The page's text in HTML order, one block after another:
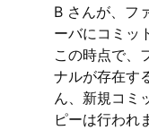
B さんが、フ
ーバにコミッ
この時点で、
ナルが存在す
ん、新規コミ
ピーは行われ